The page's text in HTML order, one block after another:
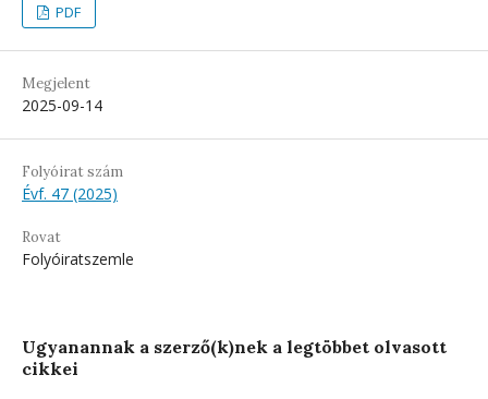
PDF
Megjelent
2025-09-14
Folyóirat szám
Évf. 47 (2025)
Rovat
Folyóiratszemle
Ugyanannak a szerző(k)nek a legtöbbet olvasott
cikkei